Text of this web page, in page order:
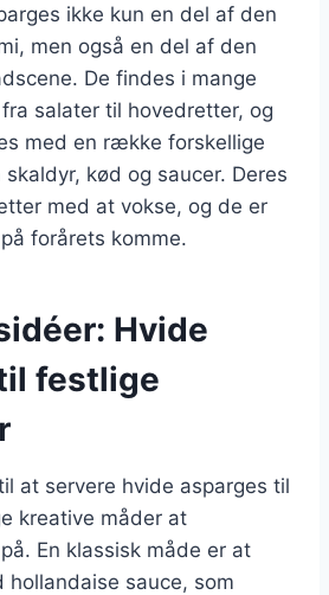
ikke kun en del af den
men også en del af den
De findes i mange
salater til hovedretter, og
med en række forskellige
kød og saucer. Deres
med at vokse, og de er
forårets komme.
Hvide
festlige
at servere hvide asparges til
kreative måder at
En klassisk måde er at
hollandaise sauce, som